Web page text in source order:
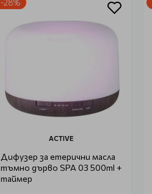
-28%
ACTIVE
Дифузер за етерични масла
тъмно дърво SPA 03 500ml +
таймер